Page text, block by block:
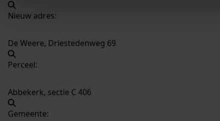
Nieuw adres:
De Weere, Driestedenweg 69
Perceel:
Abbekerk, sectie C 406
Gemeente: